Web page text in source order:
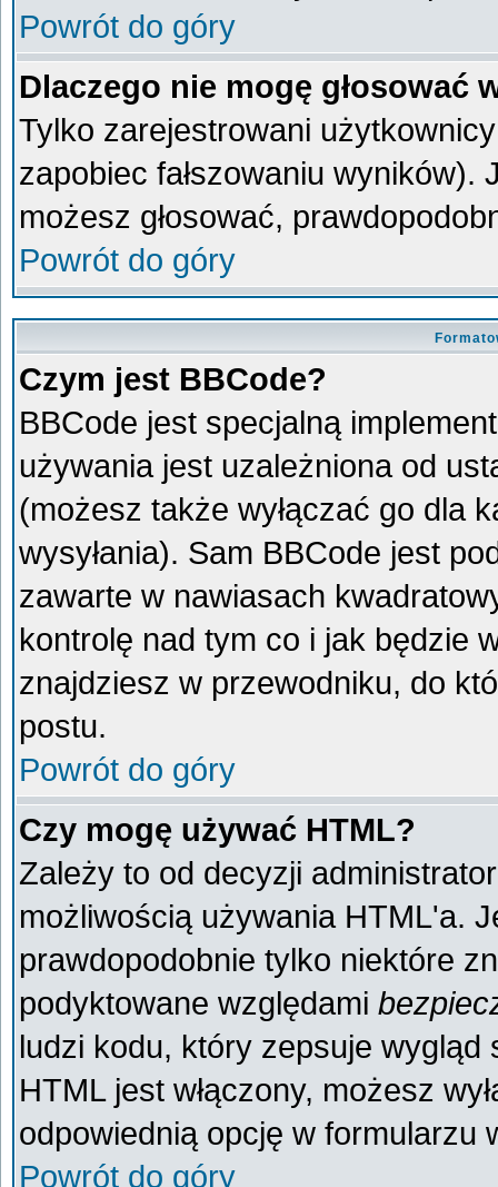
Powrót do góry
Dlaczego nie mogę głosować
Tylko zarejestrowani
zapobiec fałszowaniu wyników).
możesz głosować,
Powrót do góry
Czym jest BBCode?
BBCode jest specjalną
używania jest uzależniona od
(możesz także wyłączać go dla
wysyłania). Sam BBCode jest
zawarte w nawiasach
kontrolę nad tym co i jak będzie
znajdziesz w przewodniku, do
postu.
Powrót do góry
Czy mogę używać HTML?
Zależy to od decyzji
możliwością używania HTML'a.
prawdopodobnie tylko niektóre
podyktowane względami
ludzi kodu, który zepsuje wygląd
HTML jest włączony, możesz
odpowiednią opcję w formularzu
Powrót do góry